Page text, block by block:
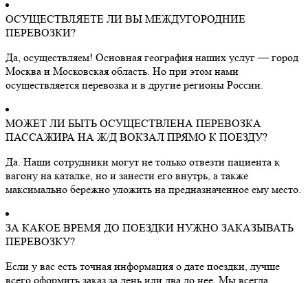
ОСУЩЕСТВЛЯЕТЕ ЛИ ВЫ МЕЖДУГОРОДНИЕ
ПЕРЕВОЗКИ?
Да, осуществляем! Основная география наших услуг — город
Москва и Московская область. Но при этом нами
осуществляется перевозка и в другие регионы России.
МОЖЕТ ЛИ БЫТЬ ОСУЩЕСТВЛЕНА ПЕРЕВОЗКА
ПАССАЖИРА НА Ж/Д ВОКЗАЛ ПРЯМО К ПОЕЗДУ?
Да. Наши сотрудники могут не только отвезти пациента к
вагону на каталке, но и занести его внутрь, а также
максимально бережно уложить на предназначенное ему место.
ЗА КАКОЕ ВРЕМЯ ДО ПОЕЗДКИ НУЖНО ЗАКАЗЫВАТЬ
ПЕРЕВОЗКУ?
Если у вас есть точная информация о дате поездки, лучше
всего оформить заказ за день или два до нее. Мы всегда